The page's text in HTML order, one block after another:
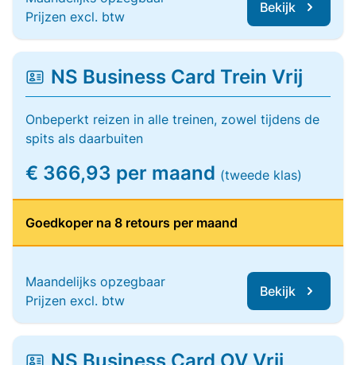
Prijzen excl. btw
Bekijk
NS Business Card Trein Vrij
Onbeperkt reizen in alle treinen, zowel tijdens de
spits als daarbuiten
€ 366,93 per maand (tweede klas)
Goedkoper na 8 retours per maand
Maandelijks opzegbaar
Prijzen excl. btw
Bekijk